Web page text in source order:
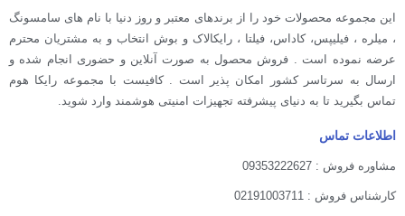
این مجموعه محصولات خود را از برندهای معتبر و روز دنیا با نام های سامسونگ
، میلره ، فیلیپس، کاداس، فیلتا ، رایکالاک و بوش انتخاب و به مشتریان محترم
عرضه نموده است . فروش محصول به صورت آنلاین و حضوری انجام شده و
ارسال به سرتاسر کشور امکان پذیر است . کافیست با مجموعه رایکا هوم
تماس بگیرید تا به دنیای پیشرفته تجهیزات امنیتی هوشمند وارد شوید.
اطلاعات تماس
مشاوره فروش : 09353222627
کارشناس فروش : 02191003711